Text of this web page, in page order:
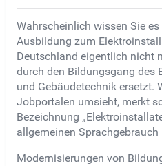
Wahrscheinlich wissen Sie
Ausbildung zum
Deutschland eigentlich nicht
durch den Bildungsgang des
und Gebäudetechnik ersetzt.
Jobportalen umsieht, merkt
Bezeichnung
allgemeinen Sprachgebrauch
Modernisierungen von